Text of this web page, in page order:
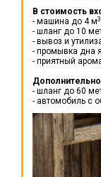
В стоимость
- машина до 4 м3
- шланг до 10
- вывоз и
- промывка дна
- приятный
- шланг до 60
- автомобиль с